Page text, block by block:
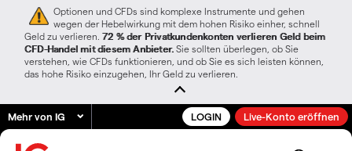
Optionen und CFDs sind komplexe Instrumente und gehen
wegen der Hebelwirkung mit dem hohen Risiko einher, schnell
Geld zu verlieren. 72 % der Privatkundenkonten verlieren Geld beim
CFD-Handel mit diesem Anbieter. Sie sollten überlegen, ob Sie
verstehen, wie CFDs funktionieren, und ob Sie es sich leisten können,
das hohe Risiko einzugehen, Ihr Geld zu verlieren.
Mehr von IG LOGIN Live-Konto eröffnen